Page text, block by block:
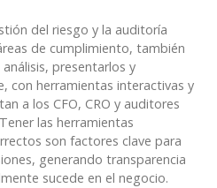
del riesgo y la auditoría
de cumplimiento, también
presentarlos y
con herramientas interactivas y
a los CFO, CRO y auditores
las herramientas
son factores clave para
generando transparencia
sucede en el negocio.